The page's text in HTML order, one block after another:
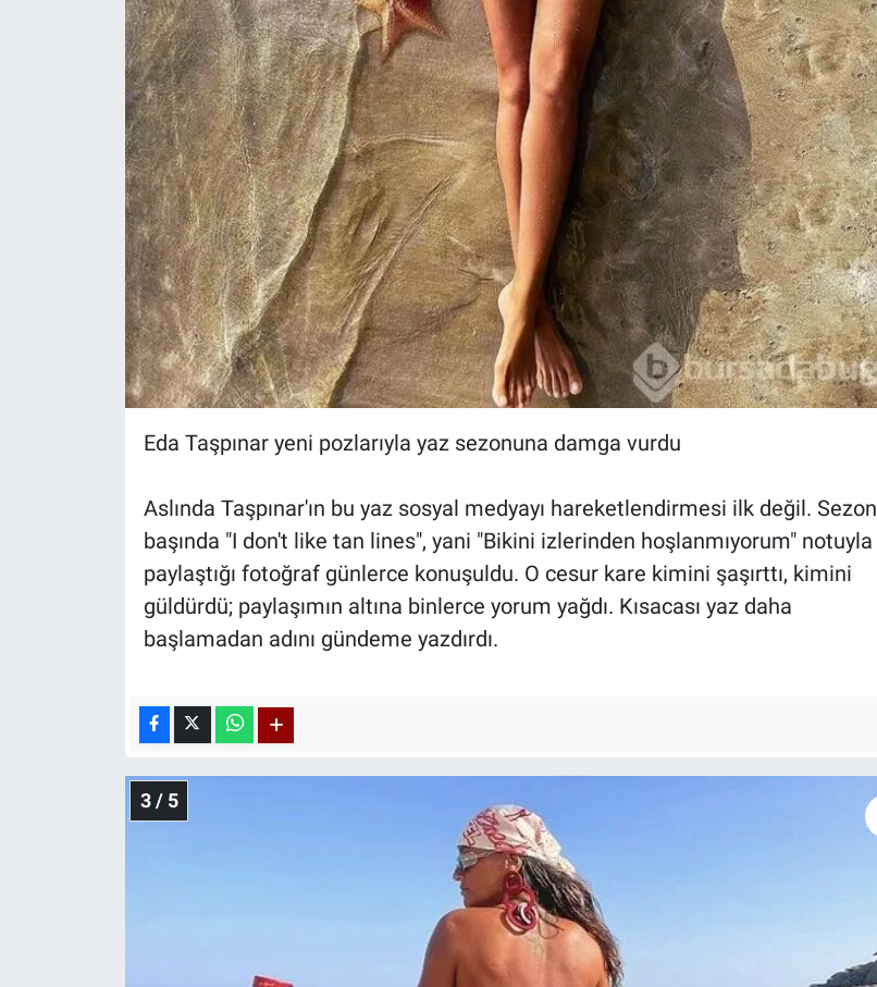
Eda Taşpınar yeni pozlarıyla yaz sezonuna damga vurdu
Aslında Taşpınar'ın bu yaz sosyal medyayı hareketlendirmesi ilk değil. Sezon
başında "I don't like tan lines", yani "Bikini izlerinden hoşlanmıyorum" notuyla
paylaştığı fotoğraf günlerce konuşuldu. O cesur kare kimini şaşırttı, kimini
güldürdü; paylaşımın altına binlerce yorum yağdı. Kısacası yaz daha
başlamadan adını gündeme yazdırdı.
3 / 5